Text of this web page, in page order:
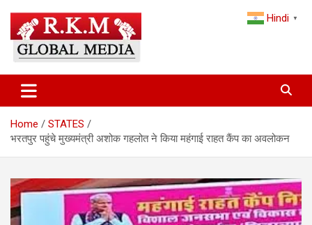
content
Latest Hindi News & Breaking
News – RKM Global Media
and the World
Home
STATES
भरतपुर पहुंचे मुख्यमंत्री अशोक गहलोत ने किया महंगाई राहत कैंप का अवलोकन
Hindi ▼